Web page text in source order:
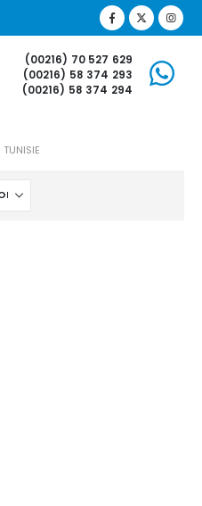
(00216) 70 527 629
(00216) 58 374 293
(00216) 58 374 294